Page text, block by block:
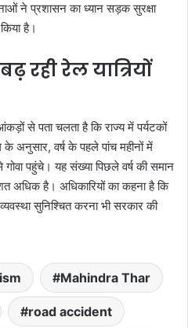
ने प्रशासन का ध्यान सड़क सुरक्षा
है।
रही रेल यात्रियों
से पता चलता है कि राज्य में पर्यटकों
अनुसार, वर्ष के पहले पांच महीनों में
पहुंचे। यह संख्या पिछले वर्ष की समान
अधिक है। अधिकारियों का कहना है कि
सुनिश्चित करना भी सरकार की
Mahindra Thar
road accident